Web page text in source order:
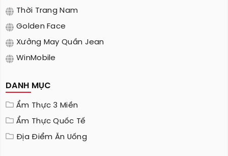
Thời Trang Nam
Golden Face
Xưởng May Quần Jean
WinMobile
DANH MỤC
Ẩm Thực 3 Miền
Ẩm Thực Quốc Tế
Địa Điểm Ăn Uống